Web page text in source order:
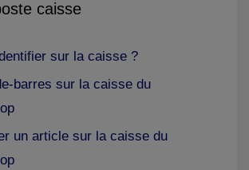
caisse
sur la caisse ?
barres sur la caisse du
un article sur la caisse du